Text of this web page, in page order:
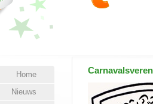
Home
Nieuws